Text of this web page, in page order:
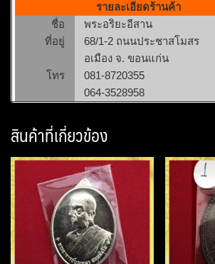
รายละเอียดร้านค้า
ชื่อ
พระอริยะอีสาน
ที่อยู่
68/1-2 ถนนประชาสโมสร
อเมือง จ. ขอนแก่น
โทร
081-8720355
064-3528958
สินค้าที่เกี่ยวข้อง